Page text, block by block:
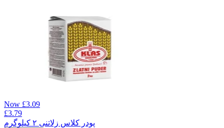
Now £3.09
£3.79
پودر کلاس زلاتنی ۲ کیلوگرم